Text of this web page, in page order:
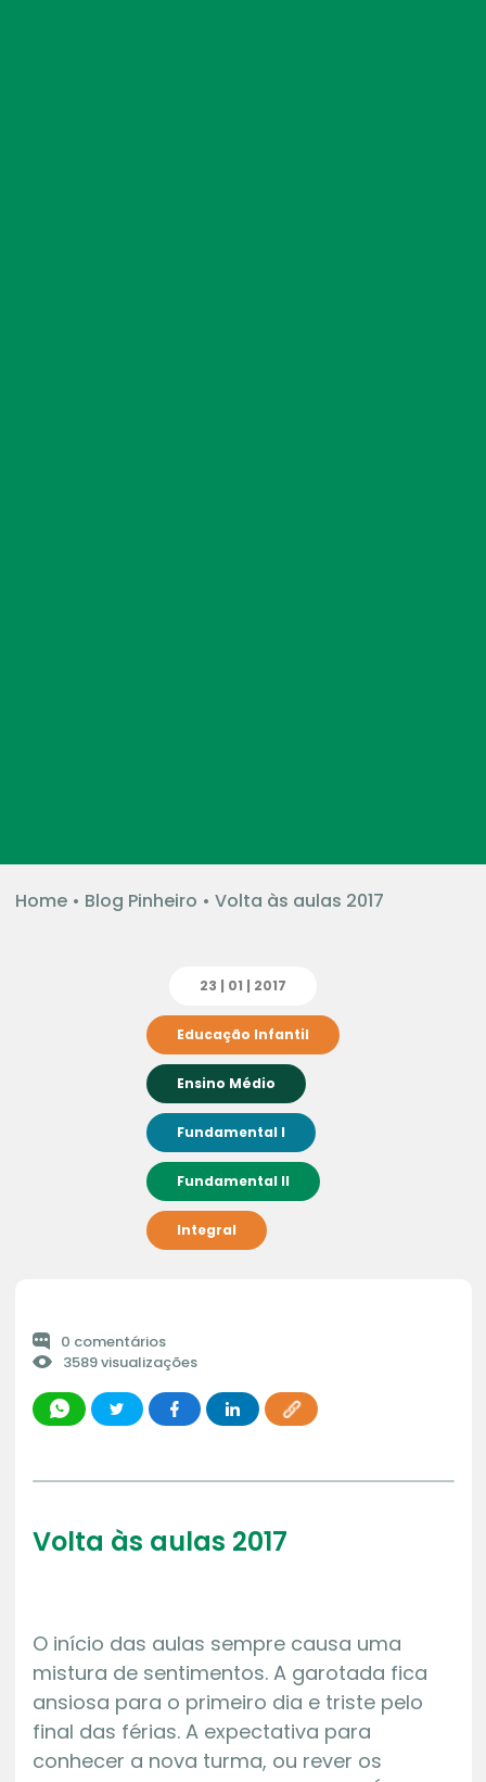
Home• Blog Pinheiro • Volta às aulas 2017
23 | 01 | 2017
Educação Infantil
Ensino Médio
Fundamental I
Fundamental II
Integral
0 comentários
3589 visualizações
Volta às aulas 2017
O início das aulas sempre causa uma
mistura de sentimentos. A garotada fica
ansiosa para o primeiro dia e triste pelo
final das férias. A expectativa para
conhecer a nova turma, ou rever os